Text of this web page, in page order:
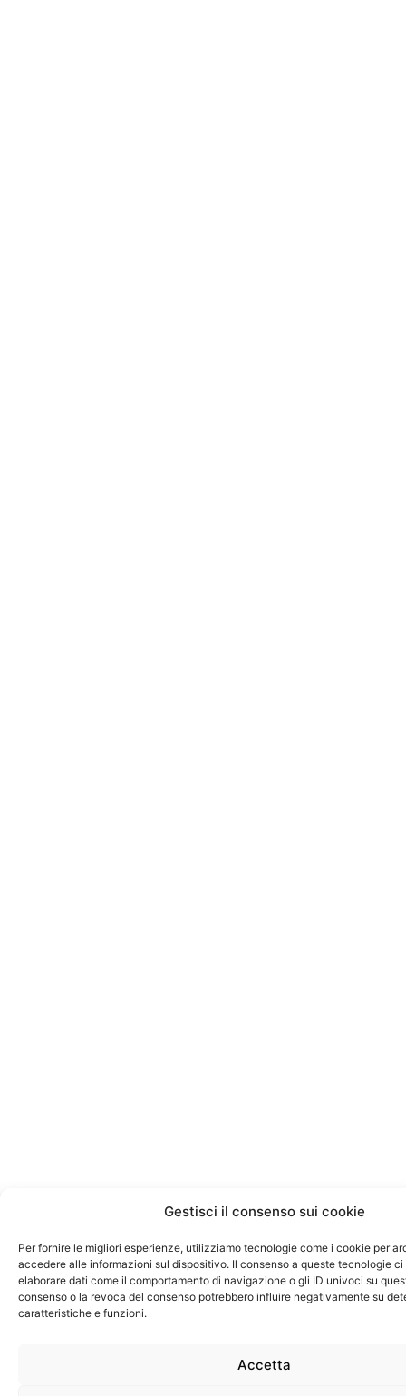
Gestisci il consenso sui cookie
Per fornire le migliori esperienze, utilizziamo tecnologie come i cookie per
accedere alle informazioni sul dispositivo. Il consenso a queste tecnologie
elaborare dati come il comportamento di navigazione o gli ID univoci su
consenso o la revoca del consenso potrebbero influire negativamente su
caratteristiche e funzioni.
Accetta